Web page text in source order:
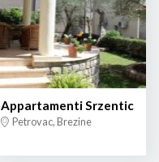
Appartamenti Srzentic
Petrovac, Brezine